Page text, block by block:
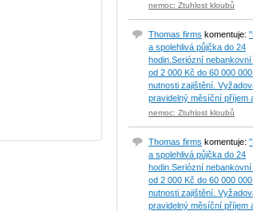
nemoc: Ztuhlost kloubů
Thomas firms komentuje:
a spolehlivá půjčka do 24
hodin.Seriózní
od 2 000 Kč do 60 000
nutnosti zajištění.
pravidelný měsíční příjem
nemoc: Ztuhlost kloubů
Thomas firms komentuje:
a spolehlivá půjčka do 24
hodin.Seriózní
od 2 000 Kč do 60 000
nutnosti zajištění.
pravidelný měsíční příjem